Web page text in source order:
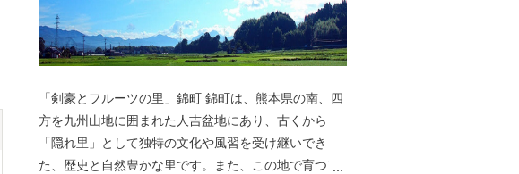
「剣豪とフルーツの里」錦町 錦町は、熊本県の南、四
方を九州山地に囲まれた人吉盆地にあり、古くから
「隠れ里」として独特の文化や風習を受け継いでき
た、歴史と自然豊かな里です。また、この地で育つフ